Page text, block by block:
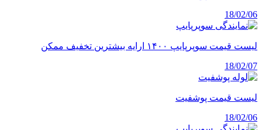
18/02/06
لیست قیمت سوپرپایپ ۱۴۰۰ ارایه بیشترین تخفیف ممکن
18/02/07
لیست قیمت پوشفیت
18/02/06